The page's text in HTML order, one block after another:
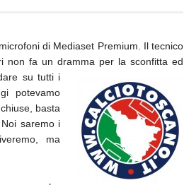
di Mediaset Premium. Il tecnico
non fa un dramma per la sconfitta ed
su tutti i
potevamo
basta
saremo i
ma